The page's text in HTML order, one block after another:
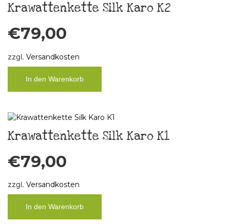
Krawattenkette Silk Karo K2
€79,00
zzgl. Versandkosten
In den Warenkorb
Krawattenkette Silk Karo K1
€79,00
zzgl. Versandkosten
In den Warenkorb